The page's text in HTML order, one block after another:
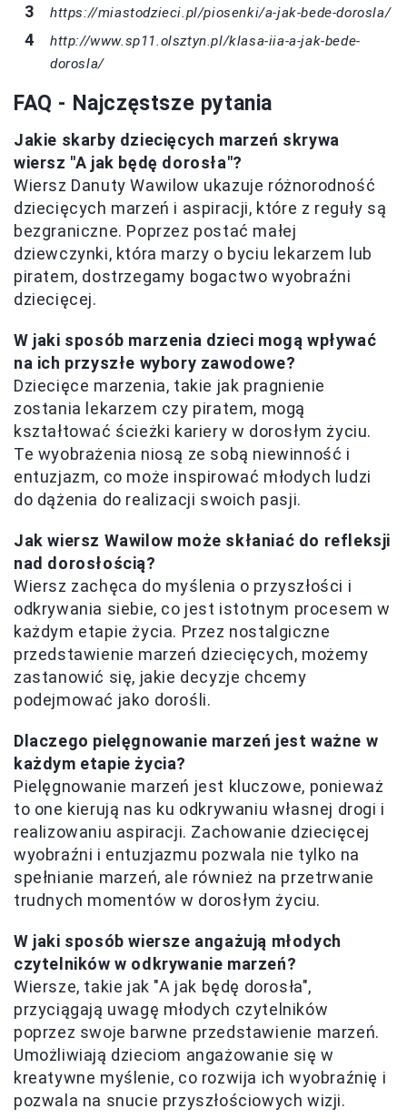
https://miastodzieci.pl/piosenki/a-jak-bede-dorosla/
http://www.sp11.olsztyn.pl/klasa-iia-a-jak-bede-
dorosla/
FAQ - Najczęstsze pytania
Jakie skarby dziecięcych marzeń skrywa
wiersz "A jak będę dorosła"?
Wiersz Danuty Wawilow ukazuje różnorodność
dziecięcych marzeń i aspiracji, które z reguły są
bezgraniczne. Poprzez postać małej
dziewczynki, która marzy o byciu lekarzem lub
piratem, dostrzegamy bogactwo wyobraźni
dziecięcej.
W jaki sposób marzenia dzieci mogą wpływać
na ich przyszłe wybory zawodowe?
Dziecięce marzenia, takie jak pragnienie
zostania lekarzem czy piratem, mogą
kształtować ścieżki kariery w dorosłym życiu.
Te wyobrażenia niosą ze sobą niewinność i
entuzjazm, co może inspirować młodych ludzi
do dążenia do realizacji swoich pasji.
Jak wiersz Wawilow może skłaniać do refleksji
nad dorosłością?
Wiersz zachęca do myślenia o przyszłości i
odkrywania siebie, co jest istotnym procesem w
każdym etapie życia. Przez nostalgiczne
przedstawienie marzeń dziecięcych, możemy
zastanowić się, jakie decyzje chcemy
podejmować jako dorośli.
Dlaczego pielęgnowanie marzeń jest ważne w
każdym etapie życia?
Pielęgnowanie marzeń jest kluczowe, ponieważ
to one kierują nas ku odkrywaniu własnej drogi i
realizowaniu aspiracji. Zachowanie dziecięcej
wyobraźni i entuzjazmu pozwala nie tylko na
spełnianie marzeń, ale również na przetrwanie
trudnych momentów w dorosłym życiu.
W jaki sposób wiersze angażują młodych
czytelników w odkrywanie marzeń?
Wiersze, takie jak "A jak będę dorosła",
przyciągają uwagę młodych czytelników
poprzez swoje barwne przedstawienie marzeń.
Umożliwiają dzieciom angażowanie się w
kreatywne myślenie, co rozwija ich wyobraźnię i
pozwala na snucie przyszłościowych wizji.